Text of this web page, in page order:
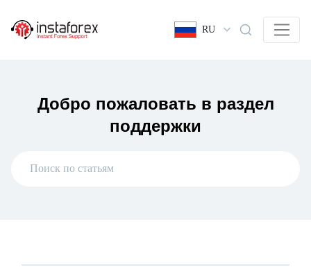
RU
Добро пожаловать в раздел
поддержки